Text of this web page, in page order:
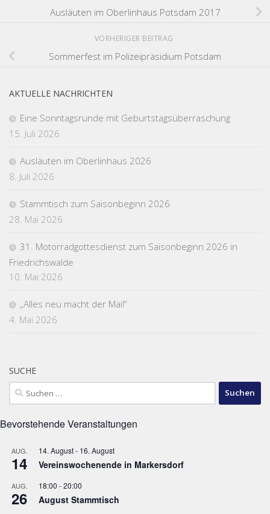
Ausläuten im Oberlinhaus Potsdam 2017
VORHERIGER BEITRAG
Sommerfest im Polizeipräsidium Potsdam
AKTUELLE NACHRICHTEN
Eine Sonntagsrunde mit Geburtstagsüberraschung
15. Juli 2026
Ausläuten im Oberlinhaus 2026
8. Juli 2026
Stammtisch zum Saisonbeginn 2026
28. Mai 2026
31. Motorradgottesdienst zum Saisonbeginn 2026 in
Friedrichswalde
10. Mai 2026
„Alles neu macht der Mai!“
4. Mai 2026
SUCHE
Suchen
nach:
Bevorstehende Veranstaltungen
AUG.
14
14. August- 16. August
Vereinswochenende in Markersdorf
AUG.
26
18:00 -20:00
August Stammtisch